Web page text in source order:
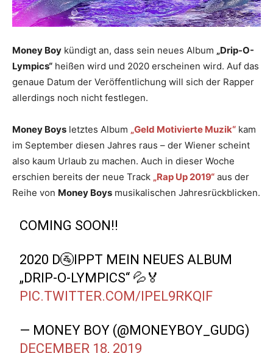
Money Boy kündigt an, dass sein neues Album „Drip-O-
Lympics“ heißen wird und 2020 erscheinen wird. Auf das
genaue Datum der Veröffentlichung will sich der Rapper
allerdings noch nicht festlegen.
Money Boys letztes Album „Geld Motivierte Muzik“ kam
im September diesen Jahres raus – der Wiener scheint
also kaum Urlaub zu machen. Auch in dieser Woche
erschien bereits der neue Track „Rap Up 2019“ aus der
Reihe von Money Boys musikalischen Jahresrückblicken.
COMING SOON‼️
2020 D🚰IPPT MEIN NEUES ALBUM
„DRIP-O-LYMPICS“ 💦🏅
PIC.TWITTER.COM/IPEL9RKQIF
— MONEY BOY (@MONEYBOY_GUDG)
DECEMBER 18, 2019